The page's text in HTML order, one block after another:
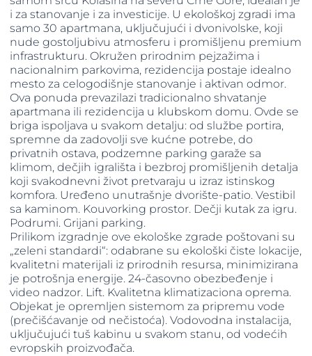
i za stanovanje i za investicije. U ekološkoj zgradi ima
samo 30 apartmana, uključujući i dvonivolske, koji
nude gostoljubivu atmosferu i promišljenu premium
infrastrukturu. Okružen prirodnim pejzažima i
nacionalnim parkovima, rezidencija postaje idealno
mesto za celogodišnje stanovanje i aktivan odmor.
Ova ponuda prevazilazi tradicionalno shvatanje
apartmana ili rezidencija u klubskom domu. Ovde se
briga ispoljava u svakom detalju: od službe portira,
spremne da zadovolji sve kućne potrebe, do
privatnih ostava, podzemne parking garaže sa
klimom, dečjih igrališta i bezbroj promišljenih detalja
koji svakodnevni život pretvaraju u izraz istinskog
komfora. Uređeno unutrašnje dvorište-patio. Vestibil
sa kaminom. Kouvorking prostor. Dečji kutak za igru.
Podrumi. Grijani parking.
Prilikom izgradnje ove ekološke zgrade poštovani su
„zeleni standardi“: odabrane su ekološki čiste lokacije,
kvalitetni materijali iz prirodnih resursa, minimizirana
je potrošnja energije. 24-časovno obezbeđenje i
video nadzor. Lift. Kvalitetna klimatizaciona oprema.
Objekat je opremljen sistemom za pripremu vode
(prečišćavanje od nečistoća). Vodovodna instalacija,
uključujući tuš kabinu u svakom stanu, od vodećih
evropskih proizvođača.